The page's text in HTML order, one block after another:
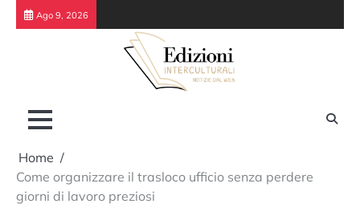
Skip
Ago 9, 2026
Home
Come organizzare il trasloco ufficio senza perdere
giorni di lavoro preziosi